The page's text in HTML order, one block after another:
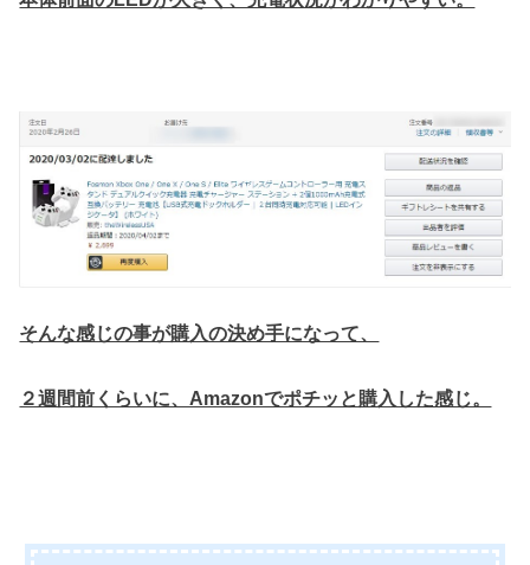
そんな感じの事が購入の決め手になって、
２週間前くらいに、Amazonでポチッと購入した感じ。